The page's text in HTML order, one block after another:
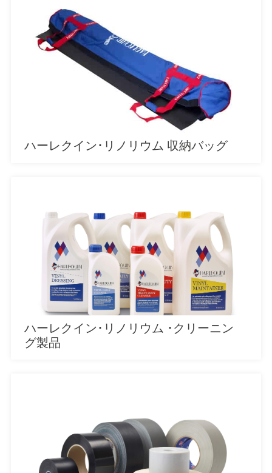
ハーレクイン･リノリウム 収納バッグ
ハーレクイン･リノリウム ･クリーニン
グ製品